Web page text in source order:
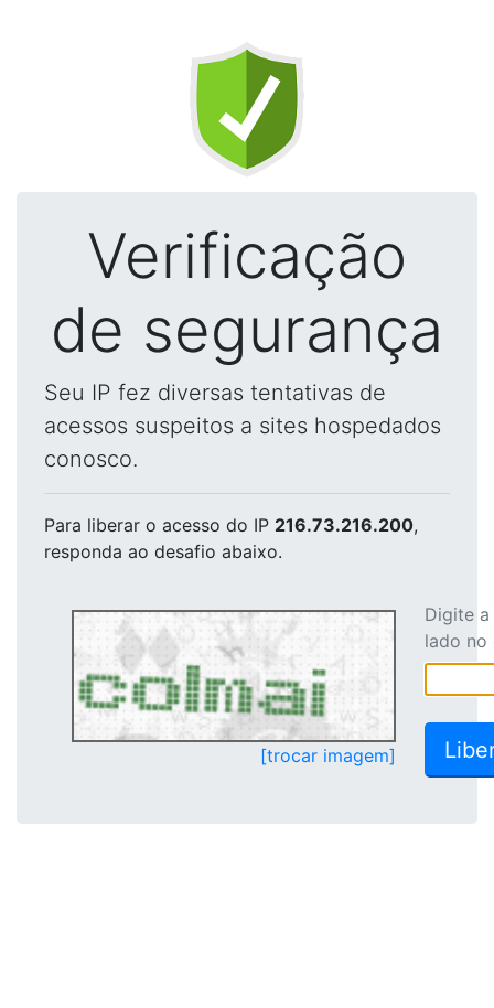
Verificação
de segurança
Seu IP fez diversas tentativas de
acessos suspeitos a sites hospedados
conosco.
Para liberar o acesso do IP 216.73.216.200,
responda ao desafio abaixo.
[trocar imagem]
Digite
lado no